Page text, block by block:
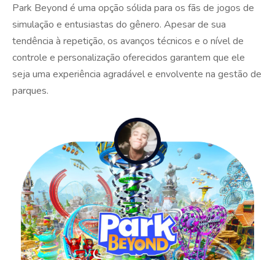
Park Beyond é uma opção sólida para os fãs de jogos de
simulação e entusiastas do gênero. Apesar de sua
tendência à repetição, os avanços técnicos e o nível de
controle e personalização oferecidos garantem que ele
seja uma experiência agradável e envolvente na gestão de
parques.